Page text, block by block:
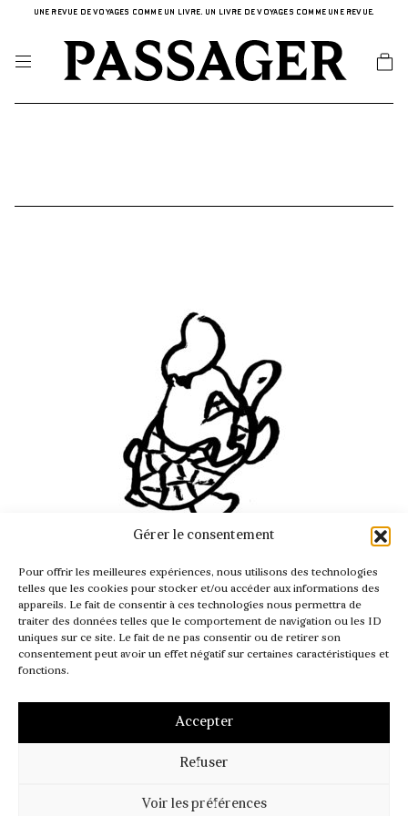
Gérer le consentement
Pour offrir les meilleures expériences, nous utilisons des technologies
telles que les cookies pour stocker et/ou accéder aux informations des
appareils. Le fait de consentir à ces technologies nous permettra de
traiter des données telles que le comportement de navigation ou les ID
uniques sur ce site. Le fait de ne pas consentir ou de retirer son
consentement peut avoir un effet négatif sur certaines caractéristiques et
fonctions.
Accepter
Refuser
Voir les préférences
UNE REVUE DE VOYAGES COMME UN LIVRE. UN LIVRE DE VOYAGES COMME UNE REVUE.
@REVUEPASSAGER
MENTIONS LÉGALES
POLITIQUE DE COOKIES (UE)